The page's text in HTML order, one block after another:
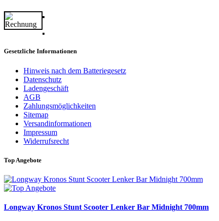
Gesetzliche Informationen
Hinweis nach dem Batteriegesetz
Datenschutz
Ladengeschäft
AGB
Zahlungsmöglichkeiten
Sitemap
Versandinformationen
Impressum
Widerrufsrecht
Top Angebote
Longway Kronos Stunt Scooter Lenker Bar Midnight 700mm